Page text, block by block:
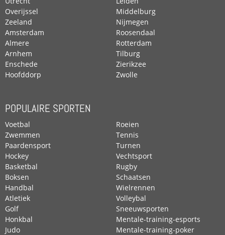
Overijssel
Zeeland
Amsterdam
Almere
Arnhem
Enschede
Hoofddorp
Middelburg
Nijmegen
Roosendaal
Rotterdam
Tilburg
Zierikzee
Zwolle
POPULAIRE SPORTEN
Voetbal
Zwemmen
Paardensport
Hockey
Basketbal
Boksen
Handbal
Atletiek
Golf
Honkbal
Judo
Roeien
Tennis
Turnen
Vechtsport
Rugby
Schaatsen
Wielrennen
Volleybal
Sneeuwsporten
Mentale-training-esports
Mentale-training-poker